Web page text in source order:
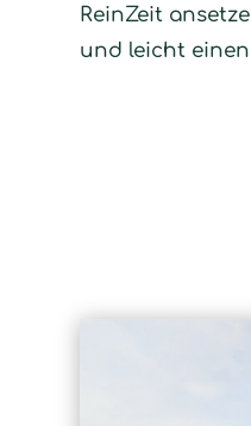
ReinZeit
und leicht